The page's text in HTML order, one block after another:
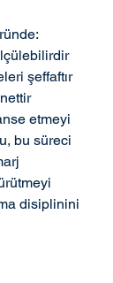
şeffaftır
etmeyi
bu süreci
disiplinini